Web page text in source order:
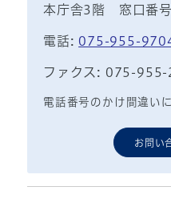
本庁舎3階 窓口番
電話: 075-955-
ファクス: 075-
電話番号のかけ間違い
お問い